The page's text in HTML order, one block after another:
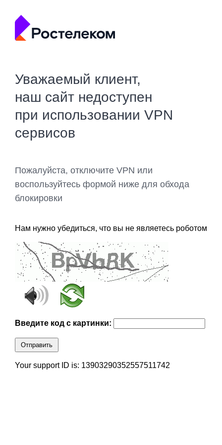
Уважаемый клиент,
наш сайт недоступен
при использовании VPN
сервисов
Пожалуйста, отключите VPN или
воспользуйтесь формой ниже для обхода
блокировки
Нам нужно убедиться, что вы не являетесь роботом
Введите код с картинки:
Отправить
Your support ID is: 13903290352557511742